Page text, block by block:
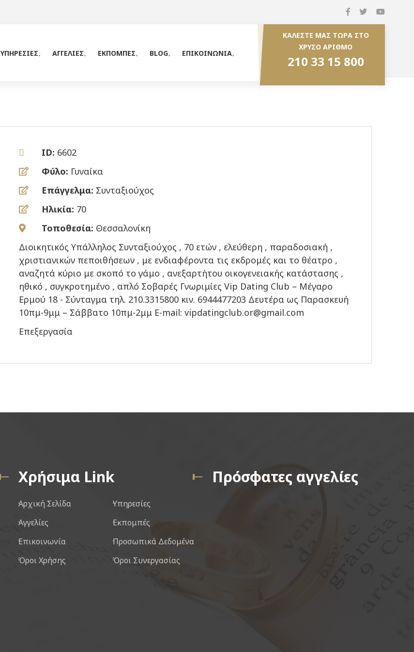
ΥΠΗΡΕΣΙΕΣ ΑΓΓΕΛΙΕΣ ΕΚΠΟΜΠΕΣ BLOG ΕΠΙΚΟΙΝΩΝΙΑ
ΚΑΛΕΣΤΕ ΜΑΣ ΤΩΡΑ ΣΤΟ
ΧΡΥΣΟ ΑΡΙΘΜΟ
210 33 15 800
ID: 6602
Φύλο: Γυναίκα
Επάγγελμα: Συνταξιούχος
Ηλικία: 70
Τοποθεσία: Θεσσαλονίκη
Διοικητικός Υπάλληλος Συνταξιούχος , 70 ετών , ελεύθερη , παραδοσιακή ,
χριστιανικών πεποιθήσεων , με ενδιαφέροντα τις εκδρομές και το θέατρο ,
αναζητά κύριο με σκοπό το γάμο , ανεξαρτήτου οικογενειακής κατάστασης ,
ηθικό , συγκροτημένο , απλό Σοβαρές Γνωριμίες Vip Dating Club – Μέγαρο
Ερμού 18 - Σύνταγμα τηλ. 210.3315800 κιν. 6944477203 Δευτέρα ως Παρασκευή
10πμ-9μμ – Σάββατο 10πμ-2μμ E-mail: vipdatingclub.or@gmail.com
Επεξεργασία
Χρήσιμα Link
Αρχική Σελίδα
Υπηρεσίες
Αγγελίες
Εκπομπές
Επικοινωνία
Προσωπικά Δεδομένα
Όροι Χρήσης
Όροι Συνεργασίας
Πρόσφατες αγγελίες